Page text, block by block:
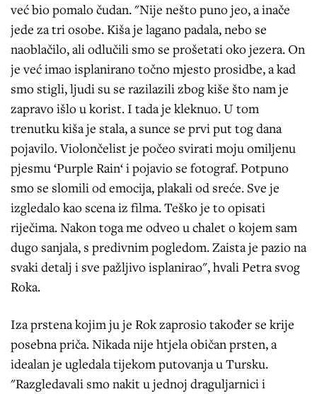
već bio pomalo čudan. "Nije nešto puno jeo, a inače
jede za tri osobe. Kiša je lagano padala, nebo se
naoblačilo, ali odlučili smo se prošetati oko jezera. On
je već imao isplanirano točno mjesto prosidbe, a kad
smo stigli, ljudi su se razilazili zbog kiše što nam je
zapravo išlo u korist. I tada je kleknuo. U tom
trenutku kiša je stala, a sunce se prvi put tog dana
pojavilo. Violončelist je počeo svirati moju omiljenu
pjesmu ‘Purple Rain‘ i pojavio se fotograf. Potpuno
smo se slomili od emocija, plakali od sreće. Sve je
izgledalo kao scena iz filma. Teško je to opisati
riječima. Nakon toga me odveo u chalet o kojem sam
dugo sanjala, s predivnim pogledom. Zaista je pazio na
svaki detalj i sve pažljivo isplanirao", hvali Petra svog
Roka.
Iza prstena kojim ju je Rok zaprosio također se krije
posebna priča. Nikada nije htjela običan prsten, a
idealan je ugledala tijekom putovanja u Tursku.
"Razgledavali smo nakit u jednoj draguljarnici i